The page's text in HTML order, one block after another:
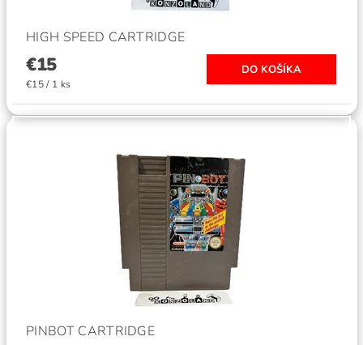
HIGH SPEED CARTRIDGE
€15
€15 / 1 ks
PINBOT CARTRIDGE